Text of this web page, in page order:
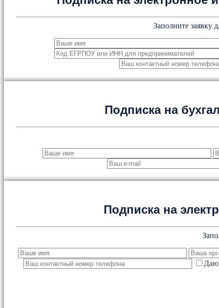
Заполните заявку
Подписка на
Подписка на
Даю